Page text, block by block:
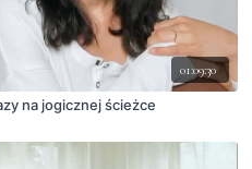
01:09:30
na jogicznej ścieżce